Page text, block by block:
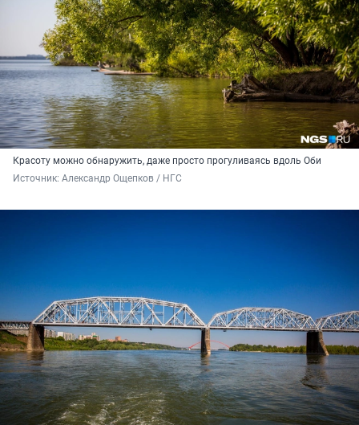
Красоту можно обнаружить, даже просто прогуливаясь вдоль Оби
Источник: Александр Ощепков / НГС